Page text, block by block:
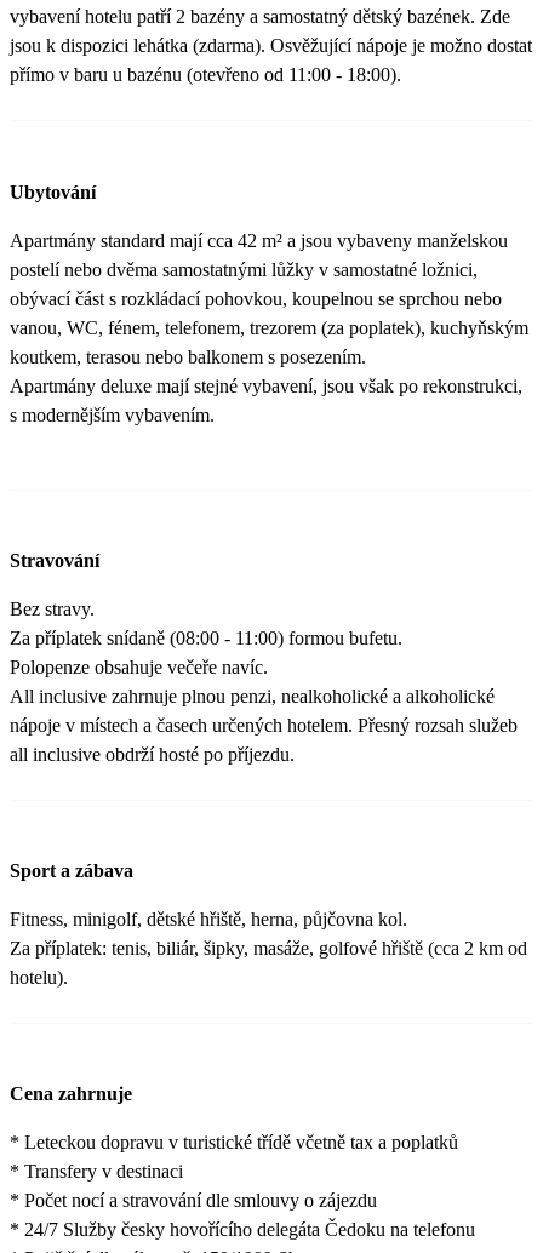
vybavení hotelu patří 2 bazény a samostatný dětský bazének. Zde
jsou k dispozici lehátka (zdarma). Osvěžující nápoje je možno dostat
přímo v baru u bazénu (otevřeno od 11:00 - 18:00).
Ubytování
Apartmány standard mají cca 42 m² a jsou vybaveny manželskou
postelí nebo dvěma samostatnými lůžky v samostatné ložnici,
obývací část s rozkládací pohovkou, koupelnou se sprchou nebo
vanou, WC, fénem, telefonem, trezorem (za poplatek), kuchyňským
koutkem, terasou nebo balkonem s posezením.
Apartmány deluxe mají stejné vybavení, jsou však po rekonstrukci,
s modernějším vybavením.
Stravování
Bez stravy.
Za příplatek snídaně (08:00 - 11:00) formou bufetu.
Polopenze obsahuje večeře navíc.
All inclusive zahrnuje plnou penzi, nealkoholické a alkoholické
nápoje v místech a časech určených hotelem. Přesný rozsah služeb
all inclusive obdrží hosté po příjezdu.
Sport a zábava
Fitness, minigolf, dětské hřiště, herna, půjčovna kol.
Za příplatek: tenis, biliár, šipky, masáže, golfové hřiště (cca 2 km od
hotelu).
Cena zahrnuje
* Leteckou dopravu v turistické třídě včetně tax a poplatků
* Transfery v destinaci
* Počet nocí a stravování dle smlouvy o zájezdu
* 24/7 Služby česky hovořícího delegáta Čedoku na telefonu